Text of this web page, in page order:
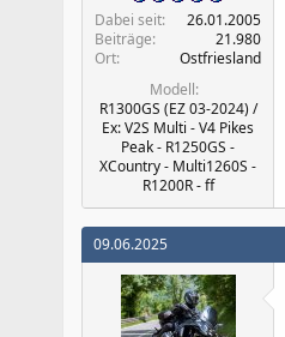
Dabei seit
26.01.2005
Beiträge
21.980
Ort
Ostfriesland
Modell
R1300GS (EZ 03-2024) /
Ex: V2S Multi - V4 Pikes
Peak - R1250GS -
XCountry - Multi1260S -
R1200R - ff
09.06.2025